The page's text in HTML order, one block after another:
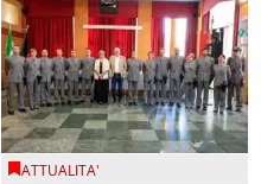
ATTUALITA'